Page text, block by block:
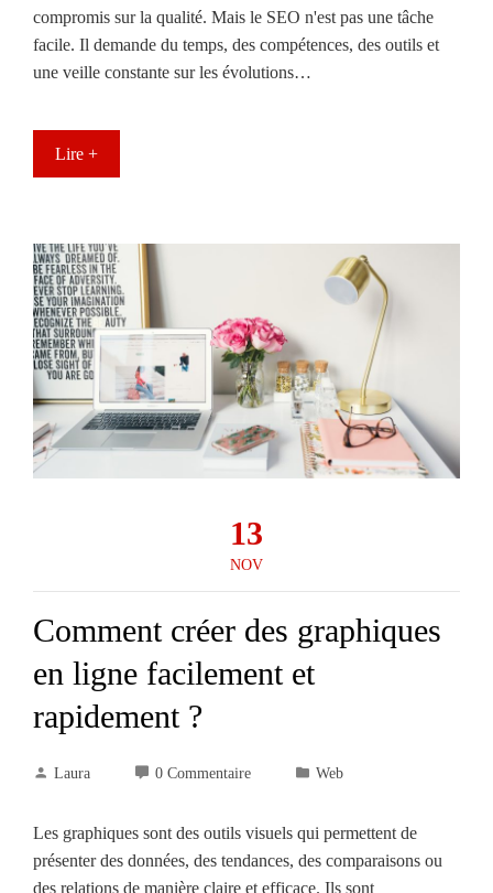
compromis sur la qualité. Mais le SEO n'est pas une tâche
facile. Il demande du temps, des compétences, des outils et
une veille constante sur les évolutions…
Lire +
13
NOV
Comment créer des graphiques
en ligne facilement et
rapidement ?
Laura 0 Commentaire Web
Les graphiques sont des outils visuels qui permettent de
présenter des données, des tendances, des comparaisons ou
des relations de manière claire et efficace. Ils sont